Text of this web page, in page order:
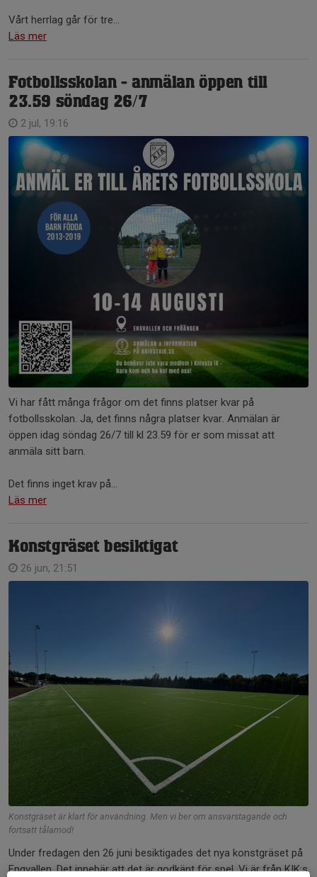
Vårt herrlag går för tre...
Läs mer
Fotbollsskolan - anmälan öppen till
23.59 söndag 26/7
2 jul, 19:16
Vi har fått många frågor om det finns platser kvar på
fotbollsskolan. Ja, det finns några platser kvar. Anmälan är
öppen idag söndag 26/7 till kl 23.59 för er som missat att
anmäla sitt barn.
Det finns inget krav på...
Läs mer
Konstgräset besiktigat
26 jun, 21:51
Konstgräset är klart för användning. Men vi ber om ansvarstagande och
fortsatt tålamod!
Under fredagen den 26 juni besiktigades det nya konstgräset på
Engvallen. Det innebär att det är godkänt för spel. Vi är från KIK:s